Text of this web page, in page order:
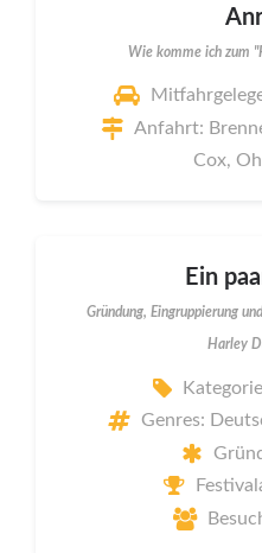
Wie komme ich zum
Anfahrt:
Cox,
Ein
Gründung, Eingruppierung
Harley
Genres: